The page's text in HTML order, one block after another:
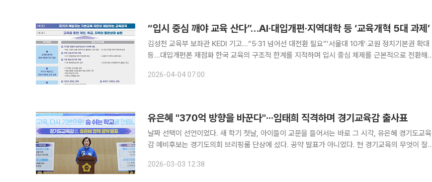
“입시 중심 깨야 교육 산다”…AI·대입개편·지역대학 등 ‘교육개혁 5대 과제’
김성천 교육부 보좌관 KEDI 기고…“5·31 넘어선 대전환 필요”‘서울대 10개’·교원 정치기본권 확대
등…대입개편론 재점화 한국 교육의 구조적 한계를 지적하며 입시 중심 체제를 근본적으로 전환해
기 위해서는 단순 제도 보완이 아니라 체질 개선에 가까운
2026-04-04 07:00
유은혜 "370억 방향을 바꾼다"···임태희 직격하며 경기교육감 출사표
날짜 선택이 선언이었다. 새 학기 첫날, 아이들이 교문을 들어서는 바로 그 시각, 유은혜 경기도교육
감 예비후보는 경기도의회 브리핑룸 단상에 섰다. 공약 발표가 아니었다. 현 경기교육의 무엇이 잘
원, 저는 고등학생 교육기본소득에 쓰겠습니다." 같은 돈, 다른 철학
2026-03-03 12:38